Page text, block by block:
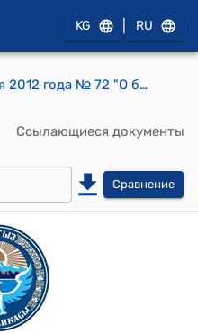
KG RU
Закон КР от 29 мая 2012 года № 72 "О бюджете Социального фонда Кыргызской Республики на 2012 год и прогнозе на 2013-2014 годы"
Ссылающиеся документы
Сравнение